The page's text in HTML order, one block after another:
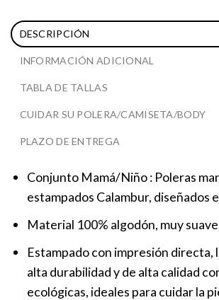
DESCRIPCIÓN
INFORMACIÓN ADICIONAL
TABLA DE TALLAS
CUIDAR SU POLERA/CAMISETA/BODY
PLAZO DE ENTREGA
Conjunto Mamá/Niño : Poleras
estampados Calambur, diseñados
Material 100% algodón, muy
Estampado con impresión directa,
alta durabilidad y de alta calidad
ecológicas, ideales para cuidar la